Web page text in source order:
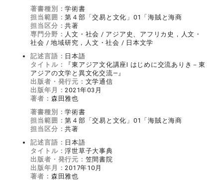
著書種別：学術書
担当範囲：第４部「交易と文化」01「海賊と海商
担当区分：共著
専門分野： 人文・社会 / アジア史、アフリカ史，人文・
社会 / 地域研究，人文・社会 / 日本文学
記述言語： 日本語
タイトル：
『東アジア文化講座Ⅰ はじめに交流ありき－東
アジアの文学と異文化交流―』
出版者・発行元： 文学通信
出版年月：2021年03月
著者： 森田雅也
著書種別：学術書
担当範囲：第４部「交易と文化」01「海賊と海商
担当区分：共著
記述言語： 日本語
タイトル：浮世草子大事典
出版者・発行元： 笠間書院
出版年月：2017年10月
著者： 森田雅也